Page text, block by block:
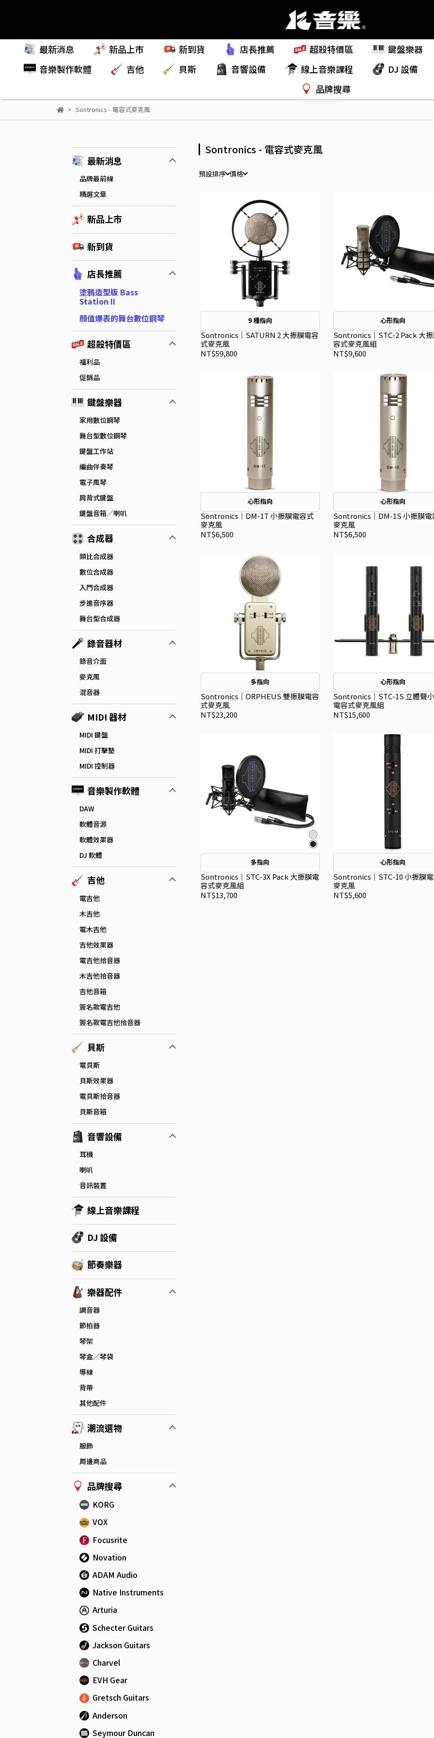
最新消息 新品上市 新到貨 店長推薦 超殺特價區
鍵盤樂器
音樂製作軟體
吉他 貝斯 音響設備 線上音樂課程
DJ 設備
品牌搜尋
Sontronics - 電容式麥克風
最新消息
品牌最前線
精選文章
新品上市
新到貨
店長推薦
塗鴉造型版 Bass
Station II
顏值爆表的舞台數位鋼琴
超殺特價區
福利品
促銷品
鍵盤樂器
家用數位鋼琴
舞台型數位鋼琴
鍵盤工作站
編曲伴奏琴
電子風琴
肩背式鍵盤
鍵盤音箱／喇叭
合成器
類比合成器
數位合成器
入門合成器
步進音序器
舞台型合成器
錄音器材
錄音介面
麥克風
混音器
MIDI 器材
MIDI 鍵盤
MIDI 打擊墊
MIDI 控制器
音樂製作軟體
DAW
軟體音源
軟體效果器
DJ 軟體
吉他
電吉他
木吉他
電木吉他
吉他效果器
電吉他拾音器
木吉他拾音器
吉他音箱
簽名款電吉他
簽名款電吉他拾音器
貝斯
電貝斯
貝斯效果器
電貝斯拾音器
貝斯音箱
音響設備
耳機
喇叭
音訊裝置
線上音樂課程
DJ 設備
節奏樂器
樂器配件
調音器
節拍器
琴架
琴盒／琴袋
導線
背帶
其他配件
潮流選物
服飾
周邊商品
品牌搜尋
KORG
VOX
Focusrite
Novation
ADAM Audio
Native Instruments
Arturia
Schecter Guitars
Jackson Guitars
Charvel
EVH Gear
Gretsch Guitars
Anderson
Seymour Duncan
Sontronics - 電容式麥克風
預設排序 價格
9 種指向
Sontronics｜SATURN 2 大振膜電容
式麥克風
NT$59,800
心形指向
Sontronics｜STC-2 Pack 大
容式麥克風組
NT$9,600
心形指向
Sontronics｜DM-1T 小振膜電容式
麥克風
NT$6,500
心形指向
Sontronics｜DM-1S 小振膜電
麥克風
NT$6,500
多指向
Sontronics｜ORPHEUS 雙振膜電容
式麥克風
NT$23,200
心形指向
Sontronics｜STC-1S 立體聲
電容式麥克風組
NT$15,600
多指向
Sontronics｜STC-3X Pack 大振膜電
容式麥克風組
NT$13,700
心形指向
Sontronics｜STC-10 小振膜
麥克風
NT$5,600